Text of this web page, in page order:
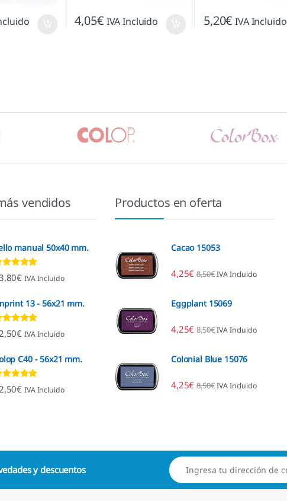
4,05€ IVA Incluido 5,20€ IVA Incluido
vendidos
manual 50x40 mm.
con
de 5
€ IVA Incluido
13 - 56x21 mm.
con
de 5
€ IVA Incluido
C40 - 56x21 mm.
con
de 5
€ IVA Incluido
Productos en oferta
Cacao 15053
4,25€ 8,50€ IVA Incluido
Eggplant 15069
4,25€ 8,50€ IVA Incluido
Colonial Blue 15076
4,25€ 8,50€ IVA Incluido
y descuentos